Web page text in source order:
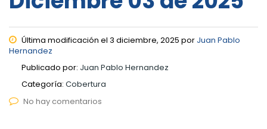
Última modificación el 3 diciembre, 2025 por Juan Pablo
Hernandez
Publicado por: Juan Pablo Hernandez
Categoría: Cobertura
No hay comentarios